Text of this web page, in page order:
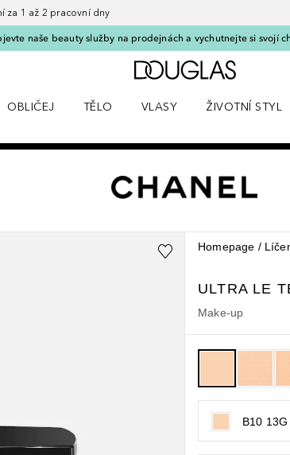
1 až 2 pracovní dny
naše beauty služby na prodejnách a vychutnejte si svojí
Domů
OBLIČEJ
TĚLO
VLASY
ŽIVOTNÍ STYL
Homepage
ULTRA LE
Make-up
B10 13G